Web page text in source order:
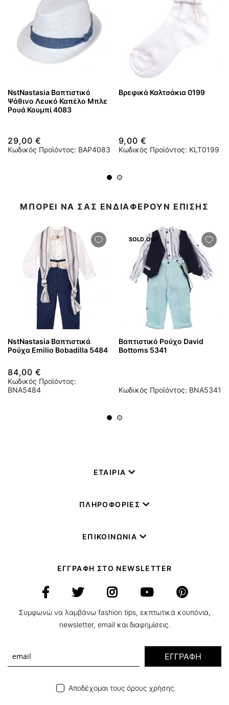
NstNastasia Βαπτιστικό
Ψάθινο Λευκό Καπέλο Μπλε
Ρουά Κουμπί 4083
29,00 €
Κωδικός Προϊόντος: BAP4083
Βρεφικά Καλτσάκια 0199
9,00 €
Κωδικός Προϊόντος: KLT0199
ΜΠΟΡΕΙ ΝΑ ΣΑΣ ΕΝΔΙΑΦΕΡΟΥΝ ΕΠΙΣΗΣ
NstNastasia Βαπτιστικά
Ρούχα Emilio Bobadilla 5484
84,00 €
Κωδικός Προϊόντος:
BNA5484
SOLD OUT
Βαπτιστικό Ρούχο David
Bottoms 5341
Κωδικός Προϊόντος: BNA5341
ΕΤΑΙΡΙΑ
ΠΛΗΡΟΦΟΡΙΕΣ
ΕΠΙΚΟΙΝΩΝΙΑ
ΕΓΓΡΑΦΗ ΣΤΟ NEWSLETTER
Συμφωνώ να λαμβάνω fashion tips, εκπτωτικά κουπόνια,
newsletter, email και διαφημίσεις.
ΕΓΓΡΑΦΗ
Αποδέχομαι τους όρους χρήσης.